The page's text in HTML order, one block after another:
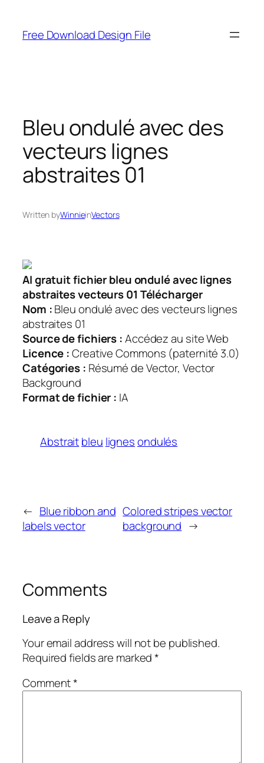
content
Free Download Design File
Bleu ondulé avec des
vecteurs lignes
abstraites 01
Written byWinnieinVectors
AI gratuit fichier bleu ondulé avec lignes
abstraites vecteurs 01 Télécharger
Nom :Bleu ondulé avec des vecteurs lignes
abstraites 01
Source de fichiers :Accédez au site Web
Licence :Creative Commons (paternité 3.0)
Catégories : Résumé de Vector, Vector
Background
Format de fichier : IA
Abstraitbleu lignesondulés
← Blue ribbon and
labels vector
Colored stripes vector
background →
Comments
Leave a Reply
Your email address will not be published.
Required fields are marked*
Comment*